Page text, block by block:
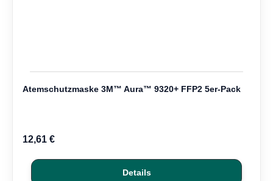
Atemschutzmaske 3M™ Aura™ 9320+ FFP2 5er-Pack
Regulärer Preis:
12,61 €
Details